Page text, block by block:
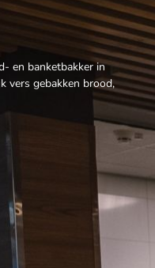
en banketbakker in
vers gebakken brood,